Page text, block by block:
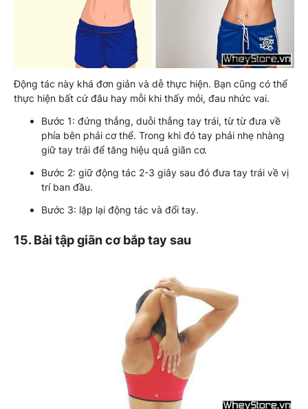
Động tác này khá đơn giản và dễ thực hiện. Bạn cũng có thể
thực hiện bất cứ đâu hay mỗi khi thấy mỏi, đau nhức vai.
Bước 1: đứng thẳng, duỗi thẳng tay trái, từ từ đưa về
phía bên phải cơ thể. Trong khi đó tay phải nhẹ nhàng
giữ tay trái để tăng hiệu quả giãn cơ.
Bước 2: giữ động tác 2-3 giây sau đó đưa tay trái về vị
trí ban đầu.
Bước 3: lặp lại động tác và đổi tay.
15. Bài tập giãn cơ bắp tay sau